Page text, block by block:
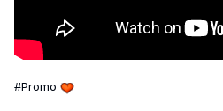
#Promo